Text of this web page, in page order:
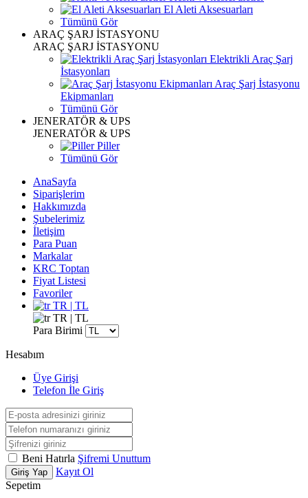
El Aleti Aksesuarları
Tümünü Gör
ARAÇ ŞARJ İSTASYONU
ARAÇ ŞARJ İSTASYONU
Elektrikli Araç Şarj
İstasyonları
Araç Şarj İstasyonu
Ekipmanları
Tümünü Gör
JENERATÖR & UPS
JENERATÖR & UPS
Piller
Tümünü Gör
AnaSayfa
Siparişlerim
Hakkımızda
Şubelerimiz
İletişim
Para Puan
Markalar
KRC Toptan
Fiyat Listesi
Favoriler
TR | TL
TR | TL
Para Birimi
Hesabım
Üye Girişi
Telefon İle Giriş
Beni Hatırla Şifremi Unuttum
Giriş Yap
Kayıt Ol
Sepetim